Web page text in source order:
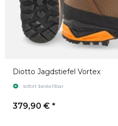
Diotto Jagdstiefel Vortex
sofort bestellbar
379,90 € *